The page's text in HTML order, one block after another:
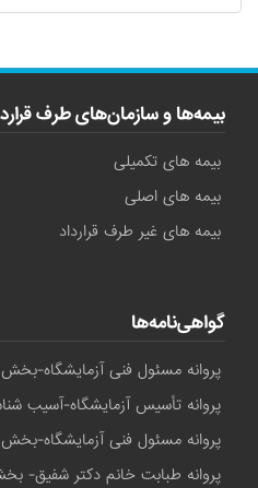
بیمه‌ها و سازمان‌های طرف
بیمه های تکمیلی
بیمه های اصلی
بیمه های غیر طرف قرارداد
گواهی‌نامه‌ها
پروانه مسئول فنی آزمایشگاه-
پروانه تأسیس آزمایشگاه-آسیب
پروانه مسئول فنی آزمایشگاه-بخش
پروانه طبابت خانم دکتر شفیق-